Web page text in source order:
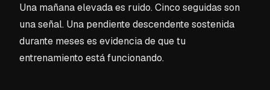
Una mañana elevada es ruido. Cinco seguidas son
una señal. Una pendiente descendente sostenida
durante meses es evidencia de que tu
entrenamiento está funcionando.